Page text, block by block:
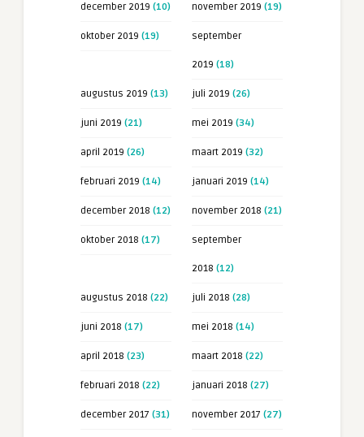
december 2019 (10) november 2019 (19)
oktober 2019 (19) september
2019 (18)
augustus 2019 (13) juli 2019 (26)
juni 2019 (21) mei 2019 (34)
april 2019 (26) maart 2019 (32)
februari 2019 (14) januari 2019 (14)
december 2018 (12) november 2018 (21)
oktober 2018 (17) september
2018 (12)
augustus 2018 (22) juli 2018 (28)
juni 2018 (17) mei 2018 (14)
april 2018 (23) maart 2018 (22)
februari 2018 (22) januari 2018 (27)
december 2017 (31) november 2017 (27)